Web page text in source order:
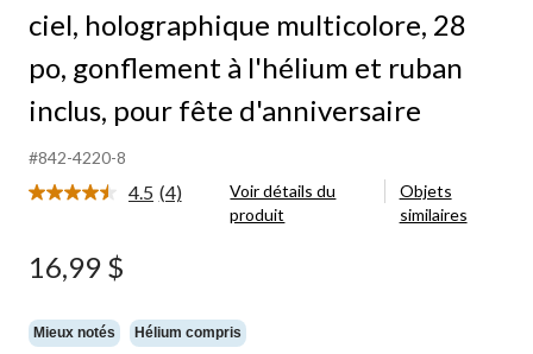
ciel, holographique multicolore, 28
po, gonflement à l'hélium et ruban
inclus, pour fête d'anniversaire
#842-4220-8
4.5 Lire
la
même
(4)
Voir détails du
produit
Objets
similaires
16,99 $
Mieux notés Hélium compris